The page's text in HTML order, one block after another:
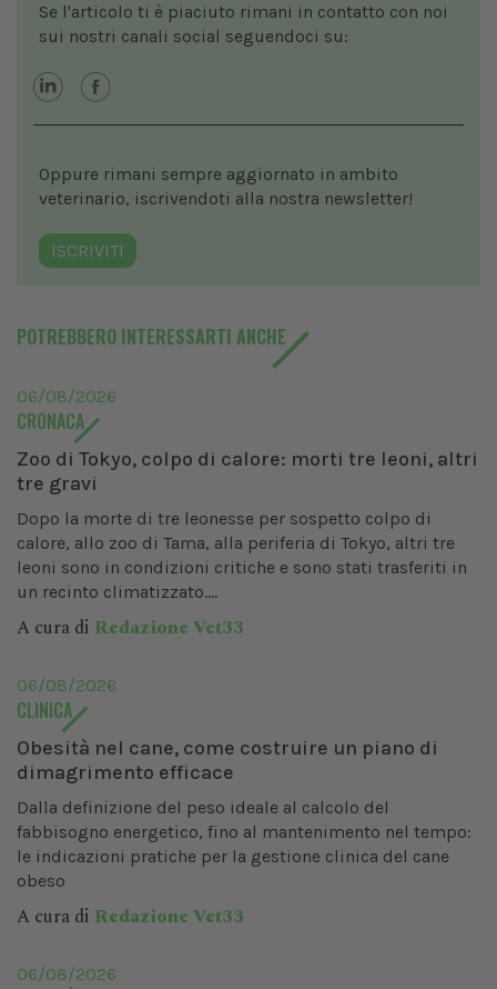
Se l'articolo ti è piaciuto rimani in contatto con noi
sui nostri canali social seguendoci su:
Oppure rimani sempre aggiornato in ambito
veterinario, iscrivendoti alla nostra newsletter!
ISCRIVITI
POTREBBERO INTERESSARTI ANCHE
06/08/2026
CRONACA
Zoo di Tokyo, colpo di calore: morti tre leoni, altri
tre gravi
Dopo la morte di tre leonesse per sospetto colpo di
calore, allo zoo di Tama, alla periferia di Tokyo, altri tre
leoni sono in condizioni critiche e sono stati trasferiti in
un recinto climatizzato....
A cura di Redazione Vet33
06/08/2026
CLINICA
Obesità nel cane, come costruire un piano di
dimagrimento efficace
Dalla definizione del peso ideale al calcolo del
fabbisogno energetico, fino al mantenimento nel tempo:
le indicazioni pratiche per la gestione clinica del cane
obeso
A cura di Redazione Vet33
06/08/2026